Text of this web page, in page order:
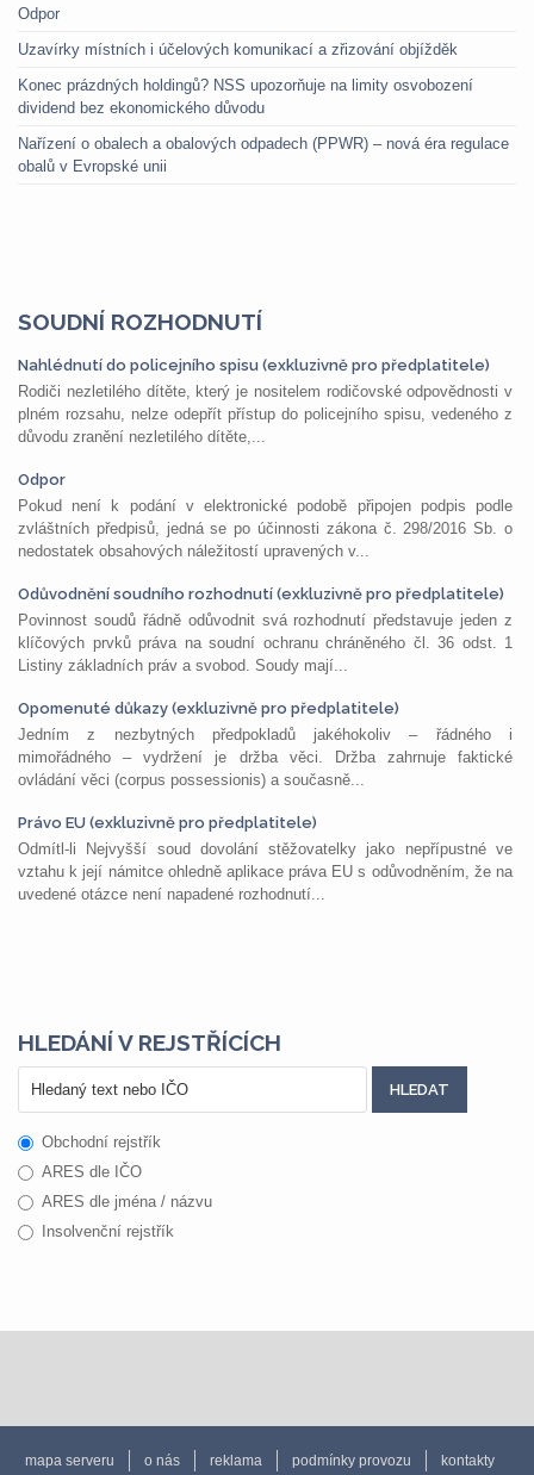
Odpor
Uzavírky místních i účelových komunikací a zřizování objížděk
Konec prázdných holdingů? NSS upozorňuje na limity osvobození
dividend bez ekonomického důvodu
Nařízení o obalech a obalových odpadech (PPWR) – nová éra regulace
obalů v Evropské unii
SOUDNÍ ROZHODNUTÍ
Nahlédnutí do policejního spisu (exkluzivně pro předplatitele)
Rodiči nezletilého dítěte, který je nositelem rodičovské odpovědnosti v
plném rozsahu, nelze odepřít přístup do policejního spisu, vedeného z
důvodu zranění nezletilého dítěte,...
Odpor
Pokud není k podání v elektronické podobě připojen podpis podle
zvláštních předpisů, jedná se po účinnosti zákona č. 298/2016 Sb. o
nedostatek obsahových náležitostí upravených v...
Odůvodnění soudního rozhodnutí (exkluzivně pro předplatitele)
Povinnost soudů řádně odůvodnit svá rozhodnutí představuje jeden z
klíčových prvků práva na soudní ochranu chráněného čl. 36 odst. 1
Listiny základních práv a svobod. Soudy mají...
Opomenuté důkazy (exkluzivně pro předplatitele)
Jedním z nezbytných předpokladů jakéhokoliv – řádného i
mimořádného – vydržení je držba věci. Držba zahrnuje faktické
ovládání věci (corpus possessionis) a současně...
Právo EU (exkluzivně pro předplatitele)
Odmítl-li Nejvyšší soud dovolání stěžovatelky jako nepřípustné ve
vztahu k její námitce ohledně aplikace práva EU s odůvodněním, že na
uvedené otázce není napadené rozhodnutí...
HLEDÁNÍ V REJSTŘÍCÍCH
Obchodní rejstřík
ARES dle IČO
ARES dle jména / názvu
Insolvenční rejstřík
mapa serveru o nás reklama podmínky provozu kontakty